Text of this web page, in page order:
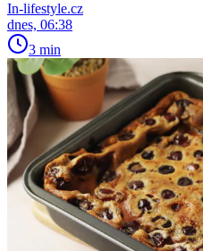
In-lifestyle.cz
dnes, 06:38
3 min